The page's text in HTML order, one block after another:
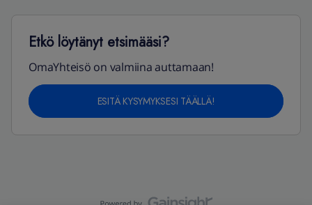
Etkö löytänyt etsimääsi?
OmaYhteisö on valmiina auttamaan!
ESITÄ KYSYMYKSESI TÄÄLLÄ!